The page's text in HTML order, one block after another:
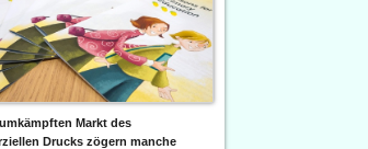
Markt des
Drucks zögern manche